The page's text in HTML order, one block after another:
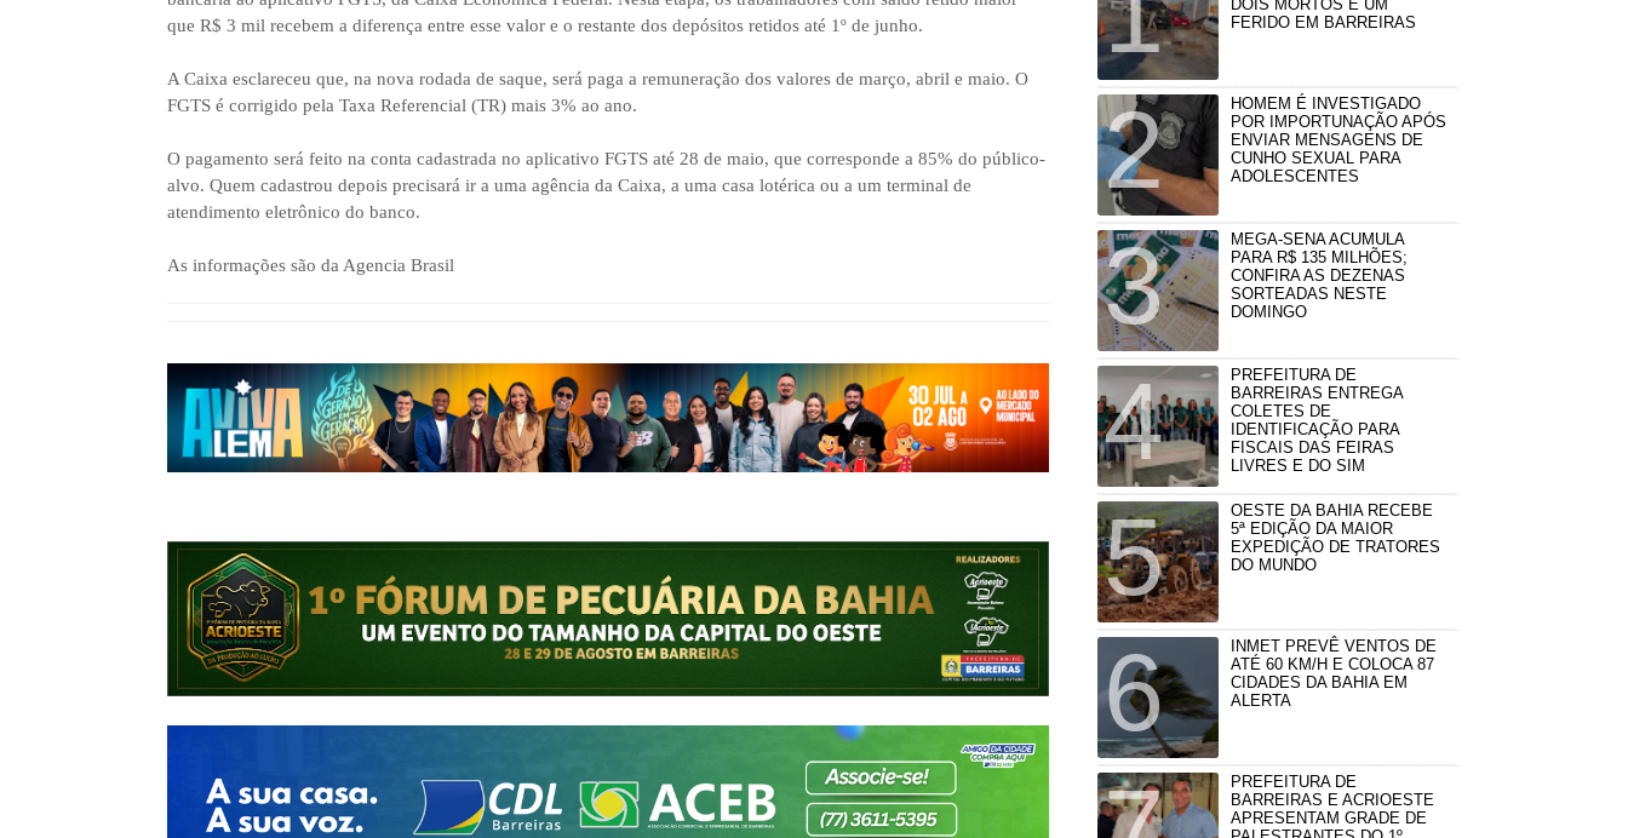
que R$ 3 mil recebem a diferença entre esse valor e o restante dos depósitos retidos até 1º de junho.
A Caixa esclareceu que, na nova rodada de saque, será paga a remuneração dos valores de março, abril e maio. O
FGTS é corrigido pela Taxa Referencial (TR) mais 3% ao ano.
O pagamento será feito na conta cadastrada no aplicativo FGTS até 28 de maio, que corresponde a 85% do público-
alvo. Quem cadastrou depois precisará ir a uma agência da Caixa, a uma casa lotérica ou a um terminal de
atendimento eletrônico do banco.
As informações são da Agencia Brasil
DOIS MORTOS E UM
FERIDO EM BARREIRAS
HOMEM É INVESTIGADO
POR IMPORTUNAÇÃO APÓS
ENVIAR MENSAGENS DE
CUNHO SEXUAL PARA
ADOLESCENTES
MEGA-SENA ACUMULA
PARA R$ 135 MILHÕES;
CONFIRA AS DEZENAS
SORTEADAS NESTE
DOMINGO
PREFEITURA DE
BARREIRAS ENTREGA
COLETES DE
IDENTIFICAÇÃO PARA
FISCAIS DAS FEIRAS
LIVRES E DO SIM
OESTE DA BAHIA RECEBE
5ª EDIÇÃO DA MAIOR
EXPEDIÇÃO DE TRATORES
DO MUNDO
INMET PREVÊ VENTOS DE
ATÉ 60 KM/H E COLOCA 87
CIDADES DA BAHIA EM
ALERTA
PREFEITURA DE
BARREIRAS E ACRIOESTE
APRESENTAM GRADE DE